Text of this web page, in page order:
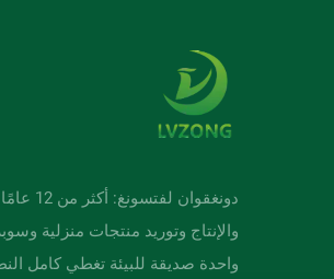
والإنتاج وتوريد منتجات منزلية
واحدة صديقة للبيئة تغطي كامل